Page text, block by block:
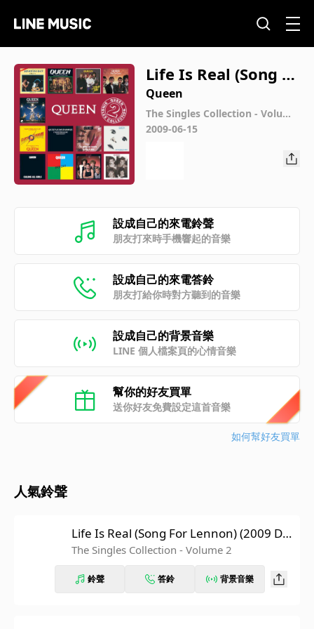
Life Is Real (Song Fo
r Lennon) (2009 Digi
tal Remaster)
Queen
The Singles Collection - Volume
2
2009-06-15
設成自己的來電鈴聲
朋友打來時手機響起的音樂
設成自己的來電答鈴
朋友打給你時對方聽到的音樂
設成自己的背景音樂
LINE 個人檔案頁的心情音樂
幫你的好友買單
送你好友免費設定這首音樂
如何幫好友買單
人氣鈴聲
Life Is Real (Song For Lennon) (2009 Dig
ital Remaster)
The Singles Collection - Volume 2
鈴聲 答鈴 背景音樂